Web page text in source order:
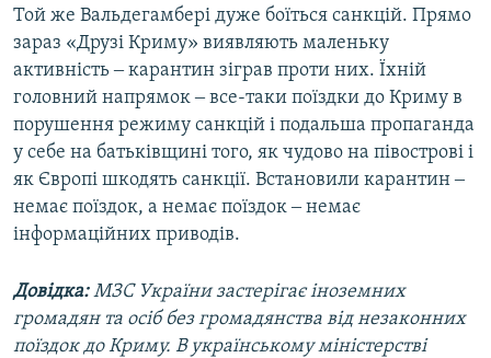
Той же Вальдегамбері дуже боїться санкцій. Прямо
зараз «Друзі Криму» виявляють маленьку
активність ‒ карантин зіграв проти них. Їхній
головний напрямок ‒ все-таки поїздки до Криму в
порушення режиму санкцій і подальша пропаганда
у себе на батьківщині того, як чудово на півострові і
як Європі шкодять санкції. Встановили карантин ‒
немає поїздок, а немає поїздок ‒ немає
інформаційних приводів.
Довідка:МЗС України застерігає іноземних
громадян та осіб без громадянства від незаконних
поїздок до Криму. В українському міністерстві